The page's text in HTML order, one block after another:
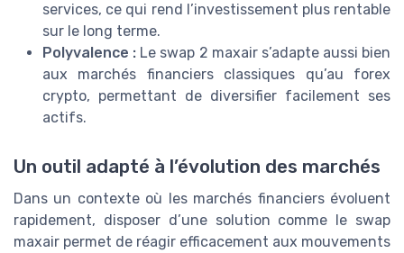
services, ce qui rend l’investissement plus rentable
sur le long terme.
Polyvalence : Le swap 2 maxair s’adapte aussi bien
aux marchés financiers classiques qu’au forex
crypto, permettant de diversifier facilement ses
actifs.
Un outil adapté à l’évolution des marchés
Dans un contexte où les marchés financiers évoluent
rapidement, disposer d’une solution comme le swap
maxair permet de réagir efficacement aux mouvements